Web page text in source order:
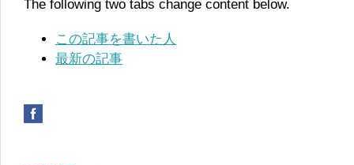
The following two tabs change content below.
この記事を書いた人
最新の記事